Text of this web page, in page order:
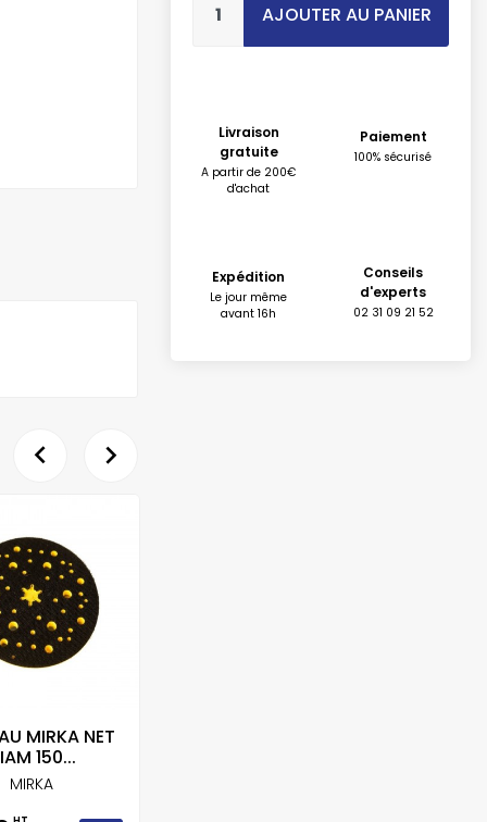

MIRKA NET
150...
MIRKA

AJOUTER AU PANIER
Livraison
gratuite
A partir de 200€
d'achat
Paiement
100% sécurisé
Expédition
Le jour même
avant 16h
Conseils
d'experts
02 31 09 21 52